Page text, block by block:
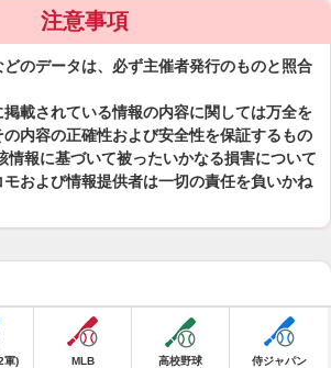
注意事項
のデータは、必ず主催者発行のものと照合
載されている情報の内容に関しては万全を
内容の正確性および安全性を保証するもの
情報に基づいて被ったいかなる損害について
および情報提供者は一切の責任を負いかね
軍) MLB 高校野球 侍ジャパン